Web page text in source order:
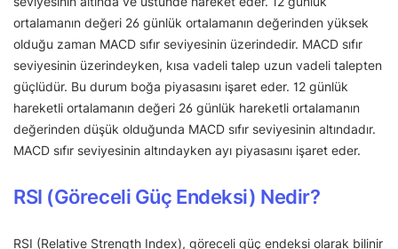
ortalamanın değeri 26 günlük ortalamanın değerinden yüksek
olduğu zaman MACD sıfır seviyesinin üzerindedir. MACD sıfır
seviyesinin üzerindeyken, kısa vadeli talep uzun vadeli talepten
güçlüdür. Bu durum boğa piyasasını işaret eder. 12 günlük
hareketli ortalamanın değeri 26 günlük hareketli ortalamanın
değerinden düşük olduğunda MACD sıfır seviyesinin altındadır.
MACD sıfır seviyesinin altındayken ayı piyasasını işaret eder.
RSI (Göreceli Güç Endeksi) Nedir?
RSI (Relative Strength Index), göreceli güç endeksi olarak bilinir